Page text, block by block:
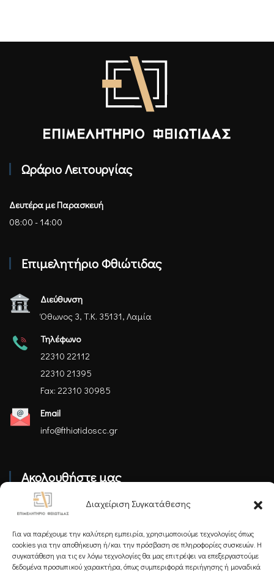
Διαχείριση Συγκατάθεσης
Για να παρέχουμε την καλύτερη εμπειρία, χρησιμοποιούμε τεχνολογίες όπως
cookies για την αποθήκευση ή/και την πρόσβαση σε πληροφορίες συσκευών. Η
συγκατάθεση για τις εν λόγω τεχνολογίες θα μας επιτρέψει να επεξεργαστούμε
δεδομένα προσωπικού χαρακτήρα, όπως συμπεριφορά περιήγησης ή μοναδικά
Ωράριο Λειτουργίας
Δευτέρα με Παρασκευή
08:00 - 14:00
Επιμελητήριο Φθιώτιδας
Διεύθυνση
Όθωνος 3, Τ.Κ. 35131, Λαμία
Τηλέφωνο
22310 22112
22310 21395
Fax: 22310 30985
Email
info@fthiotidoscc.gr
Ακολουθήστε μας
Εγγραφείτε στο Newsletter μας